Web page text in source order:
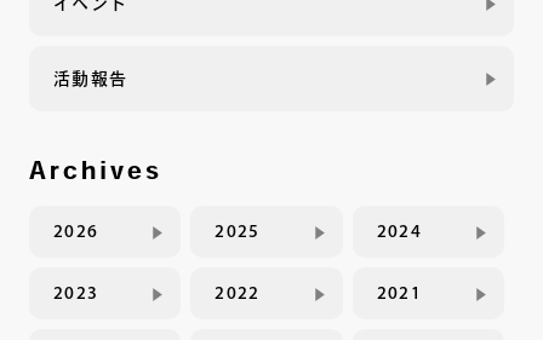
活動報告
Archives
2026 2025 2024
2023 2022 2021